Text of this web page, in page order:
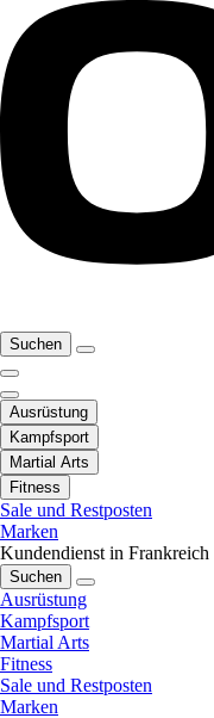
Suchen
Ausrüstung
Kampfsport
Martial Arts
Fitness
Sale und Restposten
Marken
Kundendienst in Frankreich
Suchen
Ausrüstung
Kampfsport
Martial Arts
Fitness
Sale und Restposten
Marken